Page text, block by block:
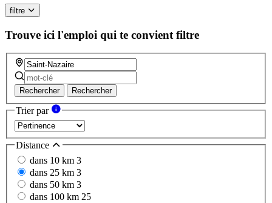
filtre
Trouve ici l'emploi qui te convient filtre
Rechercher Rechercher
Trier par
Distance
dans 10 km 3
dans 25 km 3
dans 50 km 3
dans 100 km 25